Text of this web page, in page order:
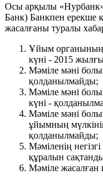
Осы арқылы
Банк) Банкпен ерекше
жасалғаны туралы
Ұйым органының
күні - 2015
Мәміле мәні
қолданылмайды;
Мәміле мәні
күні -
Мәміле мәні
ұйымның
қолданылмайды;
Мәміленің
құралын
Мәміле